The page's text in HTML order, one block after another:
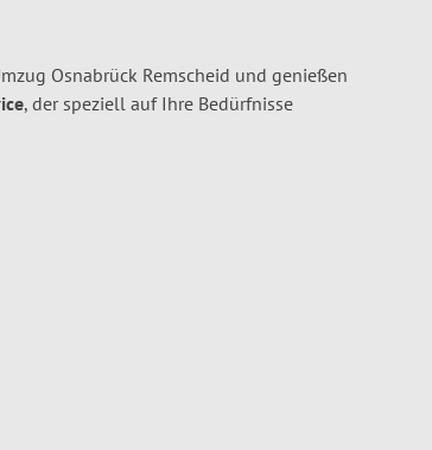
Osnabrück Remscheid und genießen
, der speziell auf Ihre Bedürfnisse